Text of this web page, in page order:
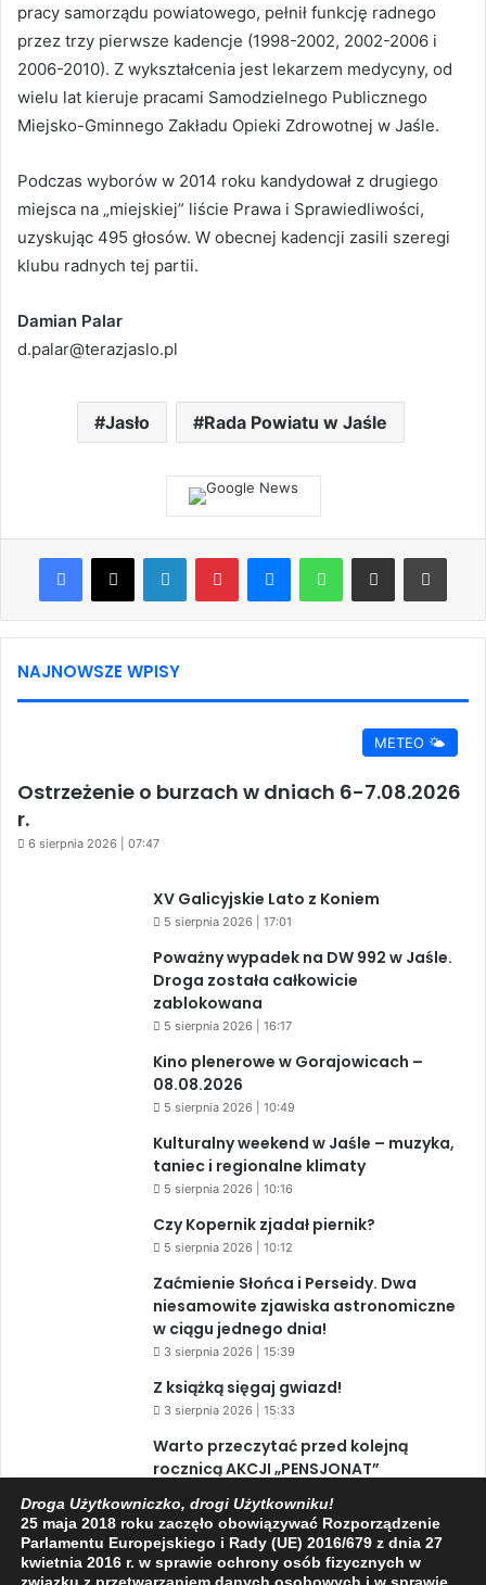
pracy samorządu powiatowego, pełnił funkcję radnego
przez trzy pierwsze kadencje (1998-2002, 2002-2006 i
2006-2010). Z wykształcenia jest lekarzem medycyny, od
wielu lat kieruje pracami Samodzielnego Publicznego
Miejsko-Gminnego Zakładu Opieki Zdrowotnej w Jaśle.
Podczas wyborów w 2014 roku kandydował z drugiego
miejsca na „miejskiej” liście Prawa i Sprawiedliwości,
uzyskując 495 głosów. W obecnej kadencji zasili szeregi
klubu radnych tej partii.
Damian Palar
d.palar@terazjaslo.pl
Jasło Rada Powiatu w Jaśle
Facebook
X LinkedInPinterestMessengerWhatsAppShare via Email Print
NAJNOWSZE WPISY
METEO 🌤️
Ostrzeżenie o burzach w dniach 6-7.08.2026
r.
6 sierpnia 2026 | 07:47
XV Galicyjskie Lato z Koniem
5 sierpnia 2026 | 17:01
Poważny wypadek na DW 992 w Jaśle.
Droga została całkowicie
zablokowana
5 sierpnia 2026 | 16:17
Kino plenerowe w Gorajowicach –
08.08.2026
5 sierpnia 2026 | 10:49
Kulturalny weekend w Jaśle – muzyka,
taniec i regionalne klimaty
5 sierpnia 2026 | 10:16
Czy Kopernik zjadał piernik?
5 sierpnia 2026 | 10:12
Zaćmienie Słońca i Perseidy. Dwa
niesamowite zjawiska astronomiczne
w ciągu jednego dnia!
3 sierpnia 2026 | 15:39
Z książką sięgaj gwiazd!
3 sierpnia 2026 | 15:33
Warto przeczytać przed kolejną
rocznicą AKCJI „PENSJONAT”
XIV Jasielski Marsz Wolności
31 lipca 2026 | 11:44
Droga Użytkowniczko, drogi Użytkowniku!
25 maja 2018 roku zaczęło obowiązywać Rozporządzenie
Parlamentu Europejskiego i Rady (UE) 2016/679 z dnia 27
kwietnia 2016 r. w sprawie ochrony osób fizycznych w